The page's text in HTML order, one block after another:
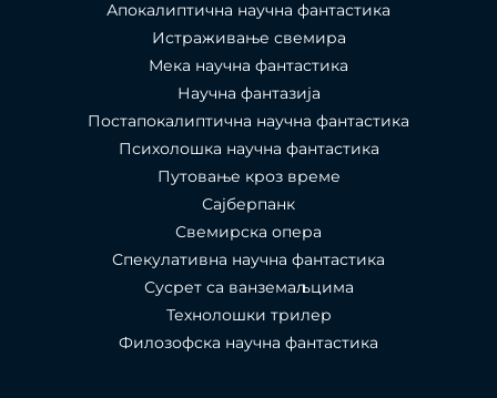
Апокалиптична научна фантастика
Истраживање свемира
Мека научна фантастика
Научна фантазија
Постапокалиптична научна фантастика
Психолошка научна фантастика
Путовање кроз време
Сајберпанк
Свемирска опера
Спекулативна научна фантастика
Сусрет са ванземаљцима
Технолошки трилер
Филозофска научна фантастика